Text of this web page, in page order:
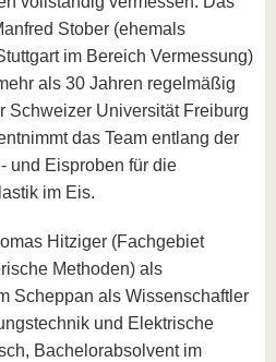
Stober (ehemals
im Bereich Vermessung)
als 30 Jahren regelmäßig
Schweizer Universität Freiburg
das Team entlang der
und Eisproben für die
im Eis.
Hitziger (Fachgebiet
Methoden) als
Scheppan als Wissenschaftler
und Elektrische
Bachelorabsolvent im